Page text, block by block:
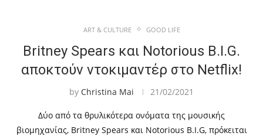
ART & CULTURE GOOD LIFE
Britney Spears και Notorious B.I.G.
αποκτούν ντοκιμαντέρ στο Netflix!
by Christina Mai 21/02/2021
Δύο από τα θρυλικότερα ονόματα της μουσικής
βιομηχανίας, Britney Spears και Notorious B.I.G, πρόκειται